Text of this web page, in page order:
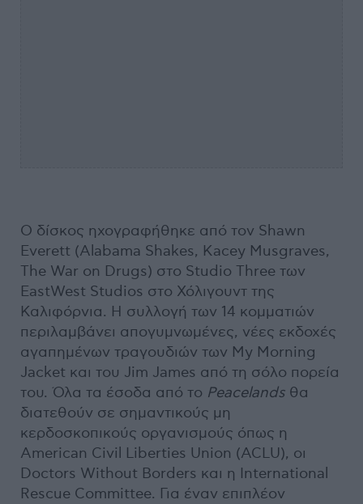
Ο δίσκος ηχογραφήθηκε από τον Shawn
Everett (Alabama Shakes, Kacey Musgraves,
The War on Drugs) στο Studio Three των
EastWest Studios στο Χόλιγουντ της
Καλιφόρνια. Η συλλογή των 14 κομματιών
περιλαμβάνει απογυμνωμένες, νέες εκδοχές
αγαπημένων τραγουδιών των My Morning
Jacket και του Jim James από τη σόλο πορεία
του. Όλα τα έσοδα από το Peacelands θα
διατεθούν σε σημαντικούς μη
κερδοσκοπικούς οργανισμούς όπως η
American Civil Liberties Union (ACLU), οι
Doctors Without Borders και η International
Rescue Committee. Για έναν επιπλέον